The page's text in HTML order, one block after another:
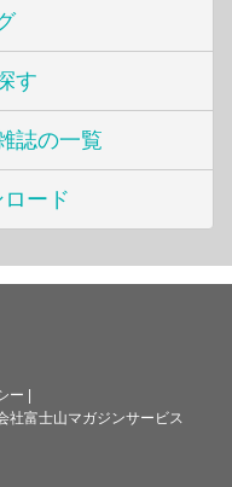
す
誌の一覧
ード
ー
社富士山マガジンサービス